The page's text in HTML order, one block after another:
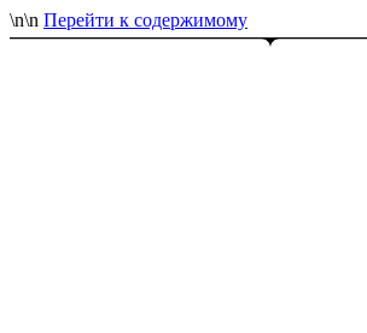
\n\n Перейти к содержимому